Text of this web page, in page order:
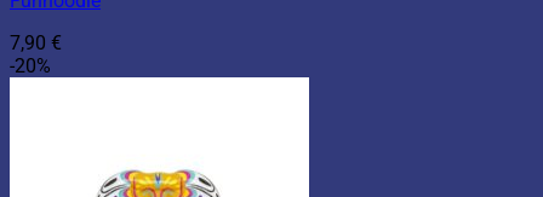
7,90 €
-20%